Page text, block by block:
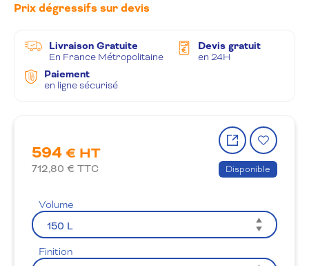
Prix dégressifs sur devis
Livraison Gratuite
En France Métropolitaine
Devis gratuit
en 24H
Paiement
en ligne sécurisé
594€ HT
712,80 € TTC
Partager
le
produit
à
la
Disponible
Volume
Finition